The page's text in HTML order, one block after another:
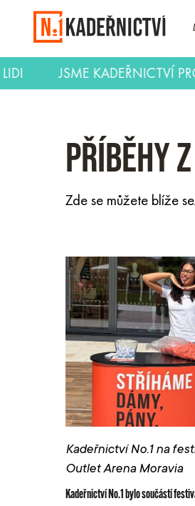
PRO LIDI JSME
Příběhy
Zde se můžete blíže
Kadeřnictví No.1 na
Outlet Arena Moravia
Kadeřnictví No.1 bylo součástí